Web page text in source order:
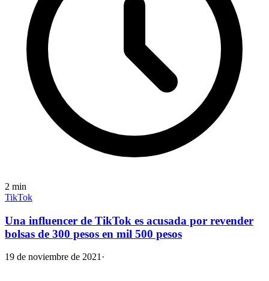
2 min
TikTok
Una influencer de TikTok es acusada por revender
bolsas de 300 pesos en mil 500 pesos
19 de noviembre de 2021·